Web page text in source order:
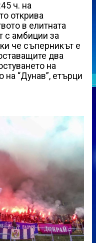
ч. на
открива
в елитната
с амбиции за
че съперникът е
два
на
на “Дунав”, етърци